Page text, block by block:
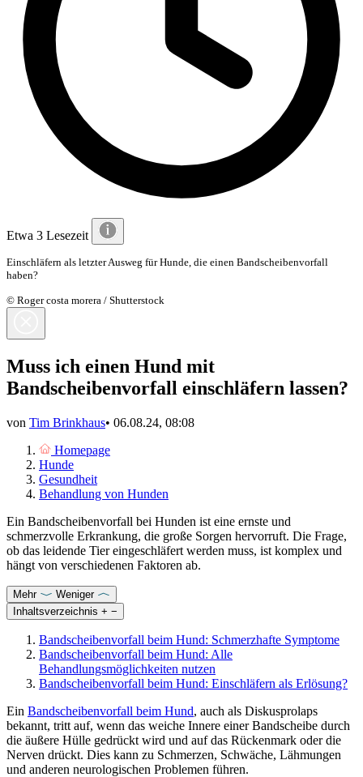
Etwa 3 Lesezeit
Einschläfern als letzter Ausweg für Hunde, die einen Bandscheibenvorfall
haben?
© Roger costa morera / Shutterstock
Muss ich einen Hund mit
Bandscheibenvorfall einschläfern lassen?
von Tim Brinkhaus• 06.08.24, 08:08
Homepage
Hunde
Gesundheit
Behandlung von Hunden
Ein Bandscheibenvorfall bei Hunden ist eine ernste und
schmerzvolle Erkrankung, die große Sorgen hervorruft. Die Frage,
ob das leidende Tier eingeschläfert werden muss, ist komplex und
hängt von verschiedenen Faktoren ab.
Mehr
Weniger
Inhaltsverzeichnis + −
Bandscheibenvorfall beim Hund: Schmerzhafte Symptome
Bandscheibenvorfall beim Hund: Alle
Behandlungsmöglichkeiten nutzen
Bandscheibenvorfall beim Hund: Einschläfern als Erlösung?
Ein Bandscheibenvorfall beim Hund, auch als Diskusprolaps
bekannt, tritt auf, wenn das weiche Innere einer Bandscheibe durch
die äußere Hülle gedrückt wird und auf das Rückenmark oder die
Nerven drückt. Dies kann zu Schmerzen, Schwäche, Lähmungen
und anderen neurologischen Problemen führen.